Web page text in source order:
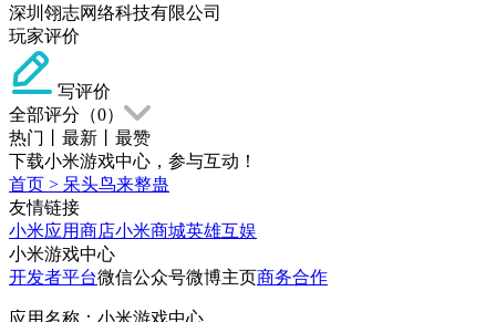
深圳翎志网络科技有限公司
玩家评价
写评价
全部评分（0）
热门
最新
最赞
下载小米游戏中心，参与互动！
首页 > 呆头鸟来整蛊
友情链接
小米应用商店小米商城英雄互娱
小米游戏中心
开发者平台微信公众号微博主页商务合作
应用名称：小米游戏中心